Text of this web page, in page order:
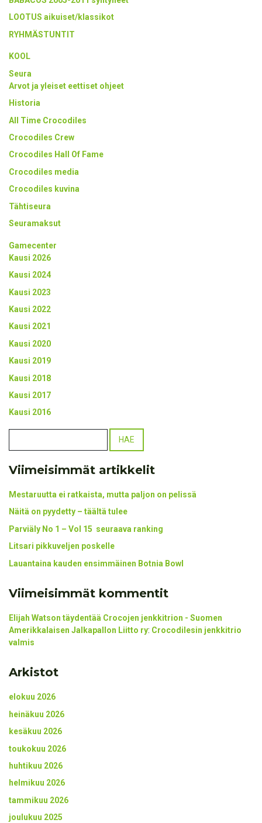
LOOTUS aikuiset/klassikot
RYHMÄSTUNTIT
KOOL
Seura
Arvot ja yleiset eettiset ohjeet
Historia
All Time Crocodiles
Crocodiles Crew
Crocodiles Hall Of Fame
Crocodiles media
Crocodiles kuvina
Tähtiseura
Seuramaksut
Gamecenter
Kausi 2026
Kausi 2024
Kausi 2023
Kausi 2022
Kausi 2021
Kausi 2020
Kausi 2019
Kausi 2018
Kausi 2017
Kausi 2016
Viimeisimmät artikkelit
Mestaruutta ei ratkaista, mutta paljon on pelissä
Näitä on pyydetty – täältä tulee
Parviäly No 1 – Vol 15 seuraava ranking
Litsari pikkuveljen poskelle
Lauantaina kauden ensimmäinen Botnia Bowl
Viimeisimmät kommentit
Elijah Watson täydentää Crocojen jenkkitrion - Suomen
Amerikkalaisen Jalkapallon Liitto ry: Crocodilesin jenkkitrio
valmis
Arkistot
elokuu 2026
heinäkuu 2026
kesäkuu 2026
toukokuu 2026
huhtikuu 2026
helmikuu 2026
tammikuu 2026
joulukuu 2025